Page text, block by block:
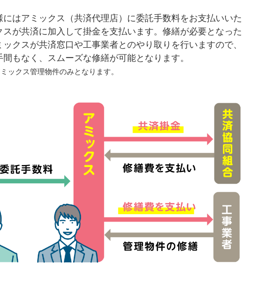
にはアミックス（共済代理店）に委託手数料をお支払いいた
スが共済に加入して掛金を支払います。修繕が必要となった
クスが共済窓口や工事業者とのやり取りを行いますので、
もなく、スムーズな修繕が可能となります。
ックス管理物件のみとなります。